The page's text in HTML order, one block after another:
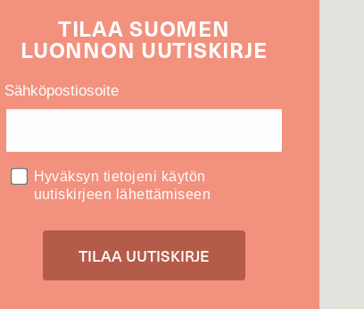
TILAASUOMEN
LUONNON UUTIS­KIRJE
Sähköpostiosoite
Hyväksyn tietojeni käytön
uutiskirjeen lähettämiseen